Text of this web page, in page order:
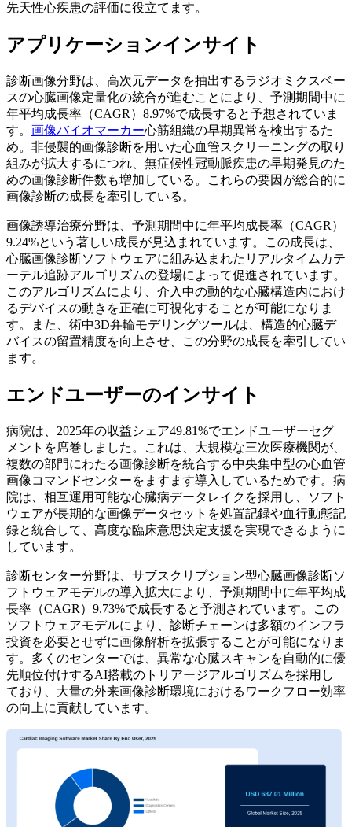
先天性心疾患の評価に役立てます。
アプリケーションインサイト
診断画像分野は、高次元データを抽出するラジオミクスベー
スの心臓画像定量化の統合が進むことにより、予測期間中に
年平均成長率（CAGR）8.97%で成長すると予想されていま
す。 画像バイオマーカー心筋組織の早期異常を検出するた
め。非侵襲的画像診断を用いた心血管スクリーニングの取り
組みが拡大するにつれ、無症候性冠動脈疾患の早期発見のた
めの画像診断件数も増加している。これらの要因が総合的に
画像診断の成長を牽引している。
画像誘導治療分野は、予測期間中に年平均成長率（CAGR）
9.24%という著しい成長が見込まれています。この成長は、
心臓画像診断ソフトウェアに組み込まれたリアルタイムカテ
ーテル追跡アルゴリズムの登場によって促進されています。
このアルゴリズムにより、介入中の動的な心臓構造内におけ
るデバイスの動きを正確に可視化することが可能になりま
す。また、術中3D弁輪モデリングツールは、構造的心臓デ
バイスの留置精度を向上させ、この分野の成長を牽引してい
ます。
エンドユーザーのインサイト
病院は、2025年の収益シェア49.81%でエンドユーザーセグ
メントを席巻しました。これは、大規模な三次医療機関が、
複数の部門にわたる画像診断を統合する中央集中型の心血管
画像コマンドセンターをますます導入しているためです。病
院は、相互運用可能な心臓病データレイクを採用し、ソフト
ウェアが長期的な画像データセットを処置記録や血行動態記
録と統合して、高度な臨床意思決定支援を実現できるように
しています。
診断センター分野は、サブスクリプション型心臓画像診断ソ
フトウェアモデルの導入拡大により、予測期間中に年平均成
長率（CAGR）9.73%で成長すると予測されています。この
ソフトウェアモデルにより、診断チェーンは多額のインフラ
投資を必要とせずに画像解析を拡張することが可能になりま
す。多くのセンターでは、異常な心臓スキャンを自動的に優
先順位付けするAI搭載のトリアージアルゴリズムを採用し
ており、大量の外来画像診断環境におけるワークフロー効率
の向上に貢献しています。